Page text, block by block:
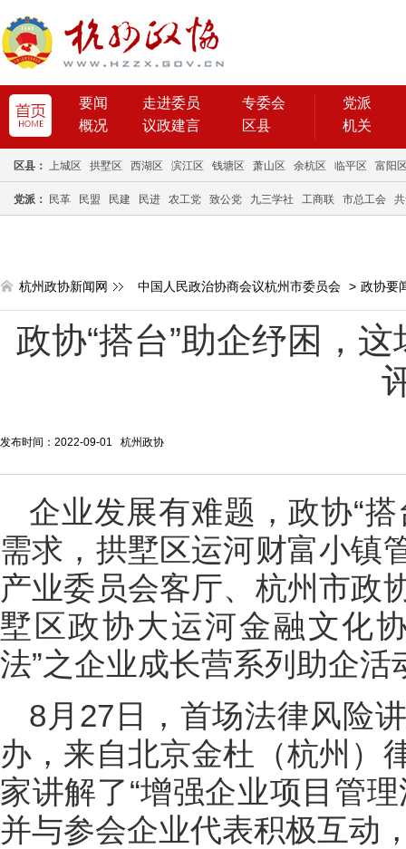
要闻 走进委员
专委会
概况
议政建言 区县
党派
机关
区县： 上城区 拱墅区 西湖区 滨江区 钱塘区 萧山区 余杭区 临平区 富阳
党派： 民革 民盟 民建 民进 农工党 致公党 九三学社 工商联 市总工会
杭州政协新闻网 中国人民政治协商会议杭州市委员会 > 政协要
政协“搭台”助企纾困，
发布时间：2022-09-01 杭州政协
企业发展有难题，政协“
需求，拱墅区运河财富小镇
产业委员会客厅、杭州市政
墅区政协大运河金融文化
法”之企业成长营系列助企活
8月27日，首场法律风险
办，来自北京金杜（杭州）
家讲解了“增强企业项目管
并与参会企业代表积极互动